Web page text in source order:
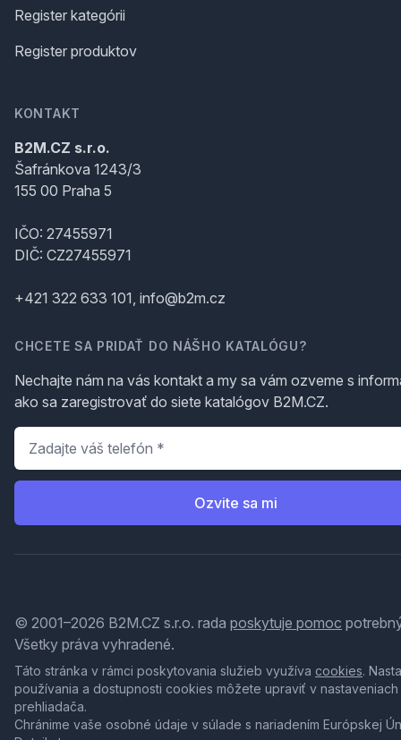
Register kategórii
Register produktov
KONTAKT
B2M.CZ s.r.o.
Šafránkova 1243/3
155 00 Praha 5
IČO: 27455971
DIČ: CZ27455971
+421 322 633 101, info@b2m.cz
CHCETE SA PRIDAŤ DO NÁŠHO KATALÓGU?
Nechajte nám na vás kontakt a my sa vám ozveme s
ako sa zaregistrovať do siete katalógov B2M.CZ.
Telefón
Ozvite sa mi
© 2001–2026 B2M.CZ s.r.o. rada poskytuje pomoc
Všetky práva vyhradené.
Táto stránka v rámci poskytovania služieb využíva cookies.
používania a dostupnosti cookies môžete upraviť v nastaveniach
prehliadača.
Chránime vaše osobné údaje v súlade s nariadením Európskej